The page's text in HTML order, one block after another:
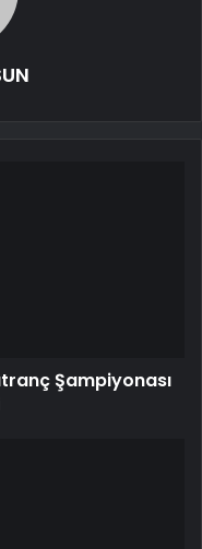
Şampiyonası